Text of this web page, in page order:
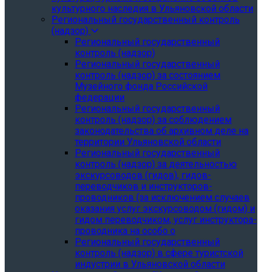
культурного наследия в Ульяновской области
Региональный государственный контроль
(надзор)
Региональный государственный
контроль (надзор)
Региональный государственный
контроль (надзор) за состоянием
Музейного фонда Российской
федерации
Региональный государственный
контроль (надзор) за соблюдением
законодательства об архивном деле на
территории Ульяновской области
Региональный государственный
контроль (надзор) за деятельностью
экскурсоводов (гидов), гидов-
переводчиков и инструкторов-
проводников (за исключением случаев
оказания услуг экскурсоводом (гидом) и
гидом переводчиком, услуг инструктора-
проводника на особо о
Региональный государственный
контроль (надзор) в сфере туристской
индустрии в Ульяновской области